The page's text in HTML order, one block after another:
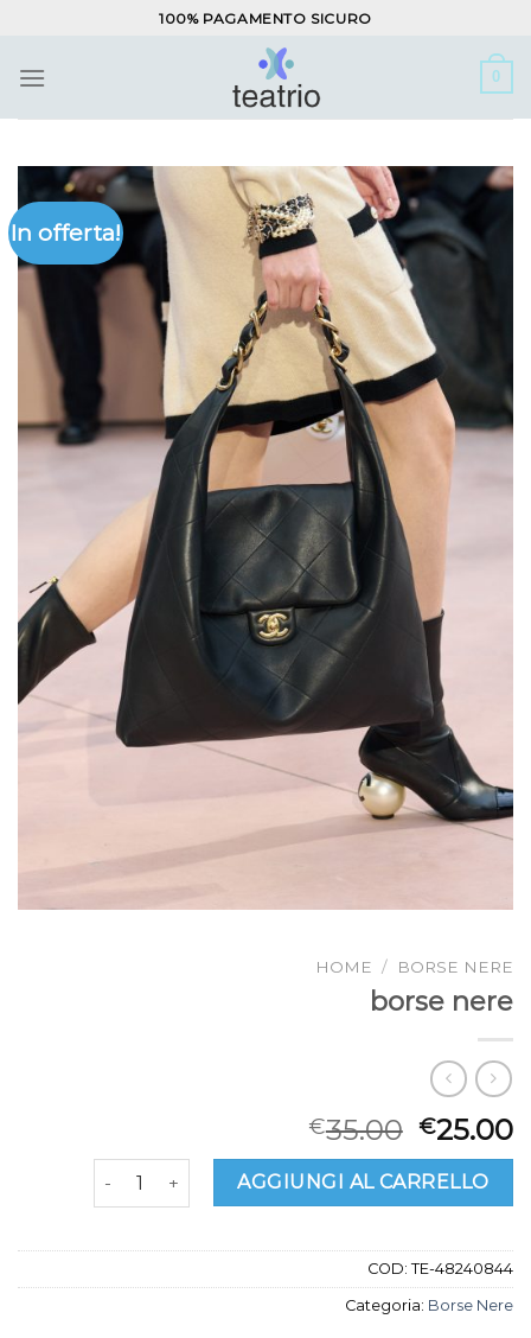
contenuti
100% PAGAMENTO SICURO
0
In offerta!
HOME / BORSE NERE
borse nere
€35.00 €25.00
borse nere quantitàAGGIUNGI AL CARRELLO
COD: TE-48240844
Categoria: Borse Nere